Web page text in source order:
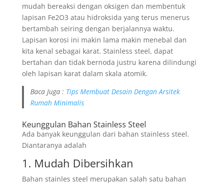
mudah bereaksi dengan oksigen dan membentuk
lapisan Fe2O3 atau hidroksida yang terus menerus
bertambah seiring dengan berjalannya waktu.
Lapisan korosi ini makin lama makin menebal dan
kita kenal sebagai karat. Stainless steel, dapat
bertahan dan tidak bernoda justru karena dilindungi
oleh lapisan karat dalam skala atomik.
Baca Juga : Tips Membuat Desain Dengan Arsitek
Rumah Minimalis
Keunggulan Bahan Stainless Steel
Ada banyak keunggulan dari bahan stainless steel.
Diantaranya adalah
1. Mudah Dibersihkan
Bahan stainles steel merupakan salah satu bahan